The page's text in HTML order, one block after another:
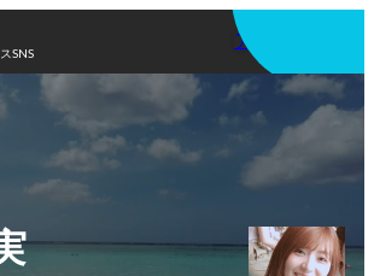
SNS
アプリを使う